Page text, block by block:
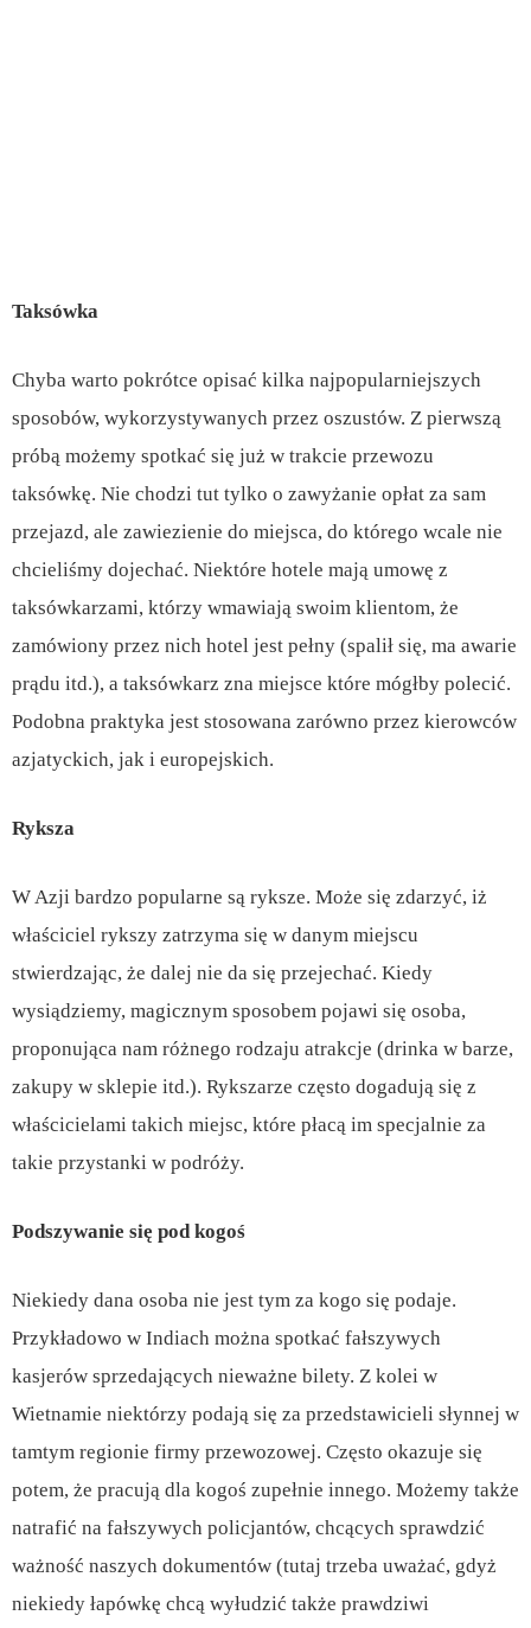
Taksówka
Chyba warto pokrótce opisać kilka najpopularniejszych
sposobów, wykorzystywanych przez oszustów. Z pierwszą
próbą możemy spotkać się już w trakcie przewozu
taksówkę. Nie chodzi tut tylko o zawyżanie opłat za sam
przejazd, ale zawiezienie do miejsca, do którego wcale nie
chcieliśmy dojechać. Niektóre hotele mają umowę z
taksówkarzami, którzy wmawiają swoim klientom, że
zamówiony przez nich hotel jest pełny (spalił się, ma awarie
prądu itd.), a taksówkarz zna miejsce które mógłby polecić.
Podobna praktyka jest stosowana zarówno przez kierowców
azjatyckich, jak i europejskich.
Ryksza
W Azji bardzo popularne są ryksze. Może się zdarzyć, iż
właściciel rykszy zatrzyma się w danym miejscu
stwierdzając, że dalej nie da się przejechać. Kiedy
wysiądziemy, magicznym sposobem pojawi się osoba,
proponująca nam różnego rodzaju atrakcje (drinka w barze,
zakupy w sklepie itd.). Rykszarze często dogadują się z
właścicielami takich miejsc, które płacą im specjalnie za
takie przystanki w podróży.
Podszywanie się pod kogoś
Niekiedy dana osoba nie jest tym za kogo się podaje.
Przykładowo w Indiach można spotkać fałszywych
kasjerów sprzedających nieważne bilety. Z kolei w
Wietnamie niektórzy podają się za przedstawicieli słynnej w
tamtym regionie firmy przewozowej. Często okazuje się
potem, że pracują dla kogoś zupełnie innego. Możemy także
natrafić na fałszywych policjantów, chcących sprawdzić
ważność naszych dokumentów (tutaj trzeba uważać, gdyż
niekiedy łapówkę chcą wyłudzić także prawdziwi